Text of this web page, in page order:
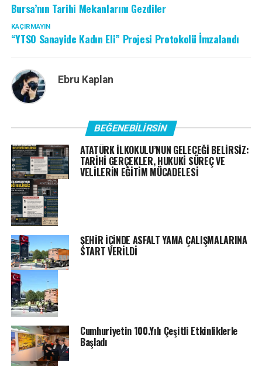
Bursa’nın Tarihi Mekanlarını Gezdiler
KAÇIRMAYIN
“YTSO Sanayide Kadın Eli” Projesi Protokolü İmzalandı
Ebru Kaplan
BEĞENEBILIRSIN
ATATÜRK İLKOKULU’NUN GELECEĞİ BELİRSİZ:
TARİHİ GERÇEKLER, HUKUKİ SÜREÇ VE
VELİLERİN EĞİTİM MÜCADELESİ
ŞEHİR İÇİNDE ASFALT YAMA ÇALIŞMALARINA
START VERİLDİ
Cumhuriyetin 100.Yılı Çeşitli Etkinliklerle
Başladı